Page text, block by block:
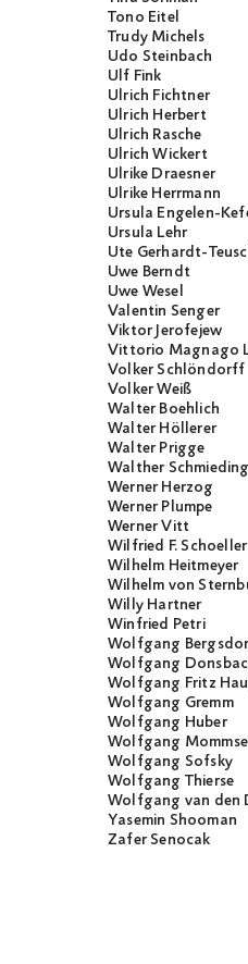
Tono Eitel
Trudy Michels
Udo Steinbach
Ulf Fink
Ulrich Fichtner
Ulrich Herbert
Ulrich Rasche
Ulrich Wickert
Ulrike Draesner
Ulrike Herrmann
Ursula Engelen-
Ursula Lehr
Ute Gerhardt-
Uwe Berndt
Uwe Wesel
Valentin Senger
Viktor Jerofejew
Vittorio Magnago
Volker Schlöndorff
Volker Weiß
Walter Boehlich
Walter Höllerer
Walter Prigge
Walther Schmieding
Werner Herzog
Werner Plumpe
Werner Vitt
Wilfried F. Schoeller
Wilhelm Heitmeyer
Wilhelm von
Willy Hartner
Winfried Petri
Wolfgang
Wolfgang
Wolfgang Fritz
Wolfgang Gremm
Wolfgang Huber
Wolfgang
Wolfgang Sofsky
Wolfgang Thierse
Wolfgang van den
Yasemin Shooman
Zafer Senocak